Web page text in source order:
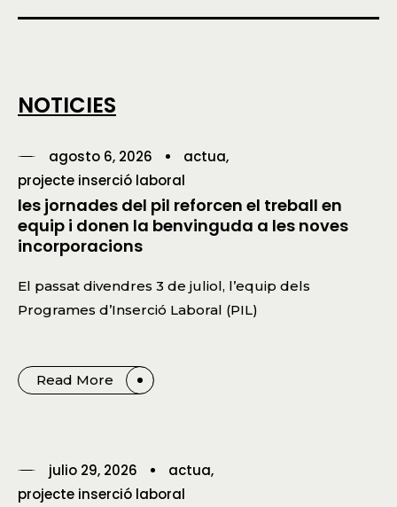
NOTICIES
agosto 6, 2026
actua
projecte inserció laboral
les jornades del pil reforcen el treball en
equip i donen la benvinguda a les noves
incorporacions
El passat divendres 3 de juliol, l’equip dels
Programes d’Inserció Laboral (PIL)
Read More
julio 29, 2026
actua
projecte inserció laboral